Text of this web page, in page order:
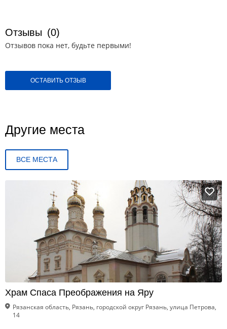
Отзывы (0)
Отзывов пока нет, будьте первыми!
ОСТАВИТЬ ОТЗЫВ
Другие места
ВСЕ МЕСТА
Храм Спаса Преображения на Яру
Рязанская область, Рязань, городской округ Рязань, улица Петрова,
14